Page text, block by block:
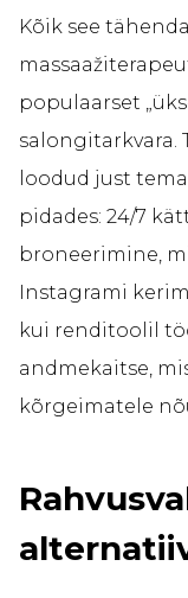
Kõik see
populaarset
salongitarkvara.
loodud just
pidades: 24/7
broneerimine,
Instagrami
kui renditoolil
andmekaitse,
kõrgeimatele